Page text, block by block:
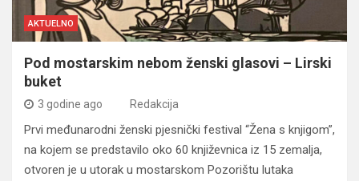
AKTUELNO
Pod mostarskim nebom ženski glasovi – Lirski
buket
3 godine ago Redakcija
Prvi međunarodni ženski pjesnički festival “Žena s knjigom”,
na kojem se predstavilo oko 60 književnica iz 15 zemalja,
otvoren je u utorak u mostarskom Pozorištu lutaka